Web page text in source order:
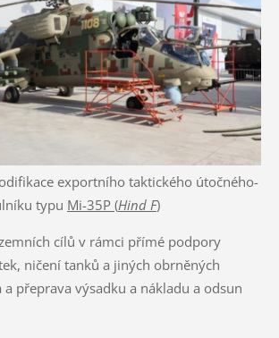
exportního taktického útočného-
typu Mi-35P (Hind F)
cílů v rámci přímé podpory
ničení tanků a jiných obrněných
přeprava výsadku a nákladu a odsun